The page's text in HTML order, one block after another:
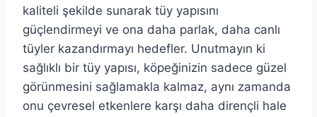
kaliteli şekilde sunarak tüy yapısını
güçlendirmeyi ve ona daha parlak, daha canlı
tüyler kazandırmayı hedefler. Unutmayın ki
sağlıklı bir tüy yapısı, köpeğinizin sadece güzel
görünmesini sağlamakla kalmaz, aynı zamanda
onu çevresel etkenlere karşı daha dirençli hale